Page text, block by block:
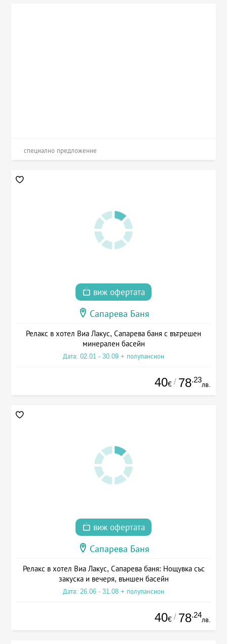
специално предложение
виж офертата
Сапарева Баня
Релакс в хотел Виа Лакус, Сапарева баня с вътрешен
минерален басейн
Дата: 02.01 - 30.09 + полупансион
40€ / 78.23
лв.
виж офертата
Сапарева Баня
Релакс в хотел Виа Лакус, Сапарева баня: Нощувка със
закуска и вечеря, външен басейн
Дата: 26.06 - 31.08 + полупансион
40€ / 78.24
лв.